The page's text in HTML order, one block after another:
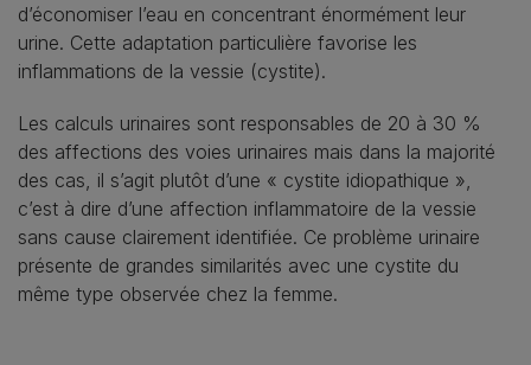
d’économiser l’eau en concentrant énormément leur
urine. Cette adaptation particulière favorise les
inflammations de la vessie (cystite).
Les calculs urinaires sont responsables de 20 à 30 %
des affections des voies urinaires mais dans la majorité
des cas, il s’agit plutôt d’une « cystite idiopathique »,
c’est à dire d’une affection inflammatoire de la vessie
sans cause clairement identifiée. Ce problème urinaire
présente de grandes similarités avec une cystite du
même type observée chez la femme.